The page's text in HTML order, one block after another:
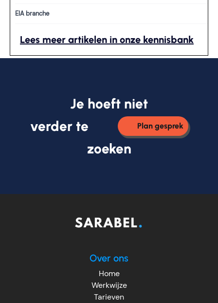
EIA branche
Lees meer artikelen in onze kennisbank
Je hoeft niet
verder te
Plan gesprek
zoeken
Over ons
Home
Werkwijze
Tarieven